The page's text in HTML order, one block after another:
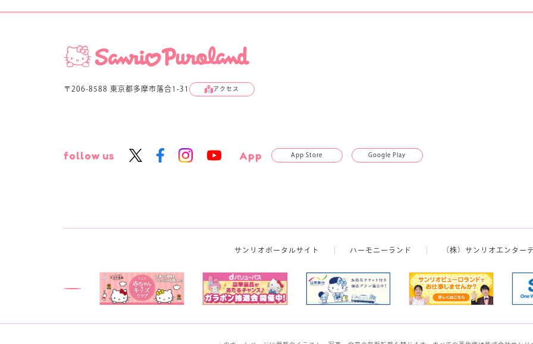
〒206-8588 東京都多摩市落合1-31 アクセス
follow us App App Store Google Play
サンリオポータルサイト ハーモニーランド （株）サンリオエンター